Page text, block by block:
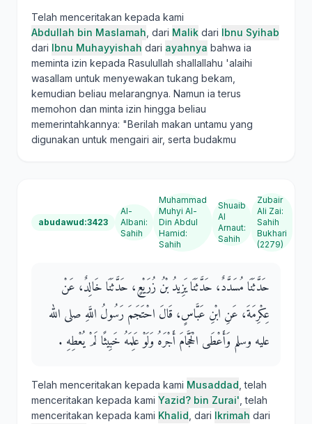
Telah menceritakan kepada kami
Abdullah bin Maslamah , dari Malik dari Ibnu Syihab
dari Ibnu Muhayyishah dari ayahnya bahwa ia
meminta izin kepada Rasulullah shallallahu 'alaihi
wasallam untuk menyewakan tukang bekam,
kemudian beliau melarangnya. Namun ia terus
memohon dan minta izin hingga beliau
memerintahkannya: "Berilah makan untamu yang
digunakan untuk mengairi air, serta budakmu
abudawud:3423
Al-
Albani:
Sahih
Muhammad
Muhyi Al-
Din Abdul
Hamid:
Sahih
Shuaib
Al
Arnaut:
Sahih
Zubair
Ali Zai:
Sahih
Bukhari
(2279)
حَدَّثَنَا مُسَدَّدٌ، حَدَّثَنَا يَزِيدُ بْنُ زُرَيْعٍ، حَدَّثَنَا خَالِدٌ، عَنْ
عِكْرِمَةَ، عَنِ ابْنِ عَبَّاسٍ، قَالَ احْتَجَمَ رَسُولُ اللَّهِ صلى الله
عليه وسلم وَأَعْطَى الْحَجَّامَ أَجْرَهُ وَلَوْ عَلِمَهُ خَبِيثًا لَمْ يُعْطِهِ ‏.‏
Telah menceritakan kepada kami Musaddad , telah
menceritakan kepada kami Yazid? bin Zurai' , telah
menceritakan kepada kami Khalid , dari Ikrimah dari